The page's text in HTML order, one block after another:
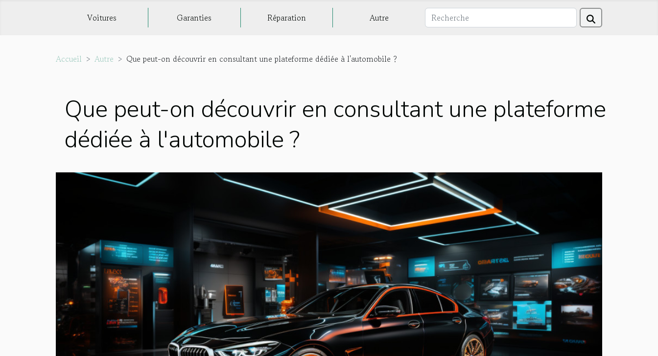
Voitures Garanties Réparation Autre
Accueil Autre Que peut-on découvrir en consultant une plateforme dédiée à l'automobile ?
Que peut-on découvrir en consultant une plateforme
dédiée à l'automobile ?